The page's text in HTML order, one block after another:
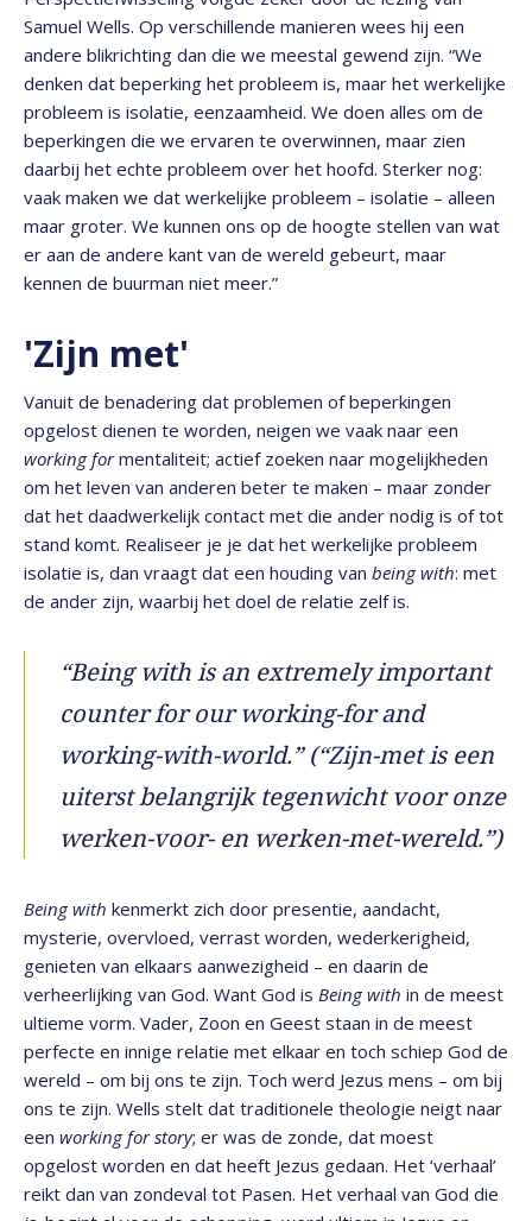
Samuel Wells. Op verschillende manieren wees hij een
andere blikrichting dan die we meestal gewend zijn. “We
denken dat beperking het probleem is, maar het werkelijke
probleem is isolatie, eenzaamheid. We doen alles om de
beperkingen die we ervaren te overwinnen, maar zien
daarbij het echte probleem over het hoofd. Sterker nog:
vaak maken we dat werkelijke probleem – isolatie – alleen
maar groter. We kunnen ons op de hoogte stellen van wat
er aan de andere kant van de wereld gebeurt, maar
kennen de buurman niet meer.”
'Zijn met'
Vanuit de benadering dat problemen of beperkingen
opgelost dienen te worden, neigen we vaak naar een
working formentaliteit; actief zoeken naar mogelijkheden
om het leven van anderen beter te maken – maar zonder
dat het daadwerkelijk contact met die ander nodig is of tot
stand komt. Realiseer je je dat het werkelijke probleem
isolatie is, dan vraagt dat een houding van being with: met
de ander zijn, waarbij het doel de relatie zelf is.
“Being with is an extremely important
counter for our working-for and
working-with-world.” (“Zijn-met is een
uiterst belangrijk tegenwicht voor onze
werken-voor- en werken-met-wereld.”)
Being with kenmerkt zich door presentie, aandacht,
mysterie, overvloed, verrast worden, wederkerigheid,
genieten van elkaars aanwezigheid – en daarin de
verheerlijking van God. Want God is Being with in de meest
ultieme vorm. Vader, Zoon en Geest staan in de meest
perfecte en innige relatie met elkaar en toch schiep God de
wereld – om bij ons te zijn. Toch werd Jezus mens – om bij
ons te zijn. Wells stelt dat traditionele theologie neigt naar
een working for story; er was de zonde, dat moest
opgelost worden en dat heeft Jezus gedaan. Het ‘verhaal’
reikt dan van zondeval tot Pasen. Het verhaal van God die